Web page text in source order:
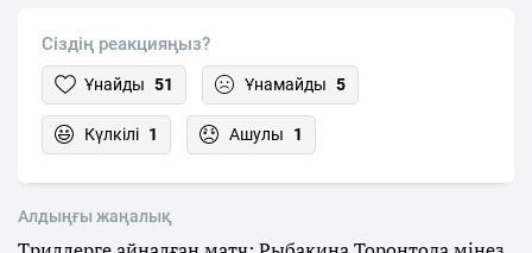
Сіздің реакцияңыз?
Ұнайды 51 Ұнамайды 5
Күлкілі 1 Ашулы 1
Алдыңғы жаңалық